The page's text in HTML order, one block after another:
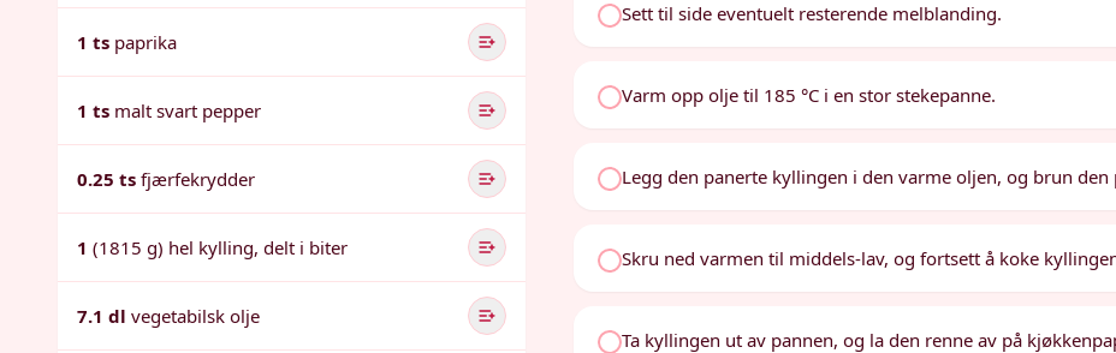
1 ts paprika
1 ts malt svart pepper
0.25 ts fjærfekrydder
1 (1815 g) hel kylling, delt i biter
7.1 dl vegetabilsk olje
Sett til side eventuelt resterende melblanding.
Varm opp olje til 185 °C i en stor stekepanne.
Legg den panerte kyllingen i den varme oljen, og brun den
Skru ned varmen til middels-lav, og fortsett å koke
Ta kyllingen ut av pannen, og la den renne av på